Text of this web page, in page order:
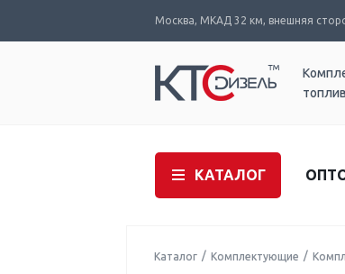
Москва, МКАД 32 км, внешняя
КАТАЛОГ
Каталог Комплектующие